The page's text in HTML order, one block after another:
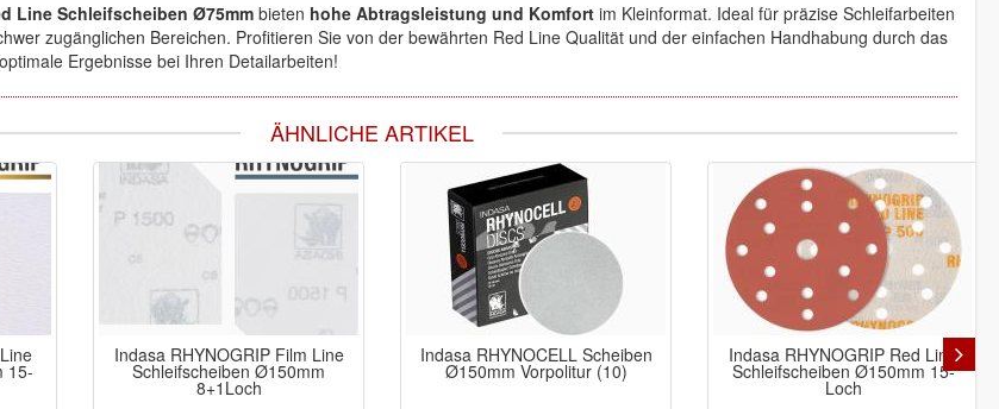
Line Schleifscheiben Ø75mmbieten hohe Abtragsleistung und Komfort im Kleinformat. Ideal für präzise Schleifarbeiten
zugänglichen Bereichen. Profitieren Sie von der bewährten Red Line Qualität und der einfachen Handhabung durch das
Ergebnisse bei Ihren Detailarbeiten!
ÄHNLICHE ARTIKEL
15-
Indasa RHYNOGRIP Film Line
Schleifscheiben Ø150mm
8+1Loch
Indasa RHYNOCELL Scheiben
Ø150mm Vorpolitur (10)
Indasa RHYNOGRIP Red Line
Schleifscheiben Ø150mm 15-
Loch